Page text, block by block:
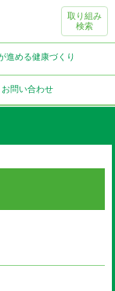
取り組み
検索
進める健康づくり
お問い合わせ